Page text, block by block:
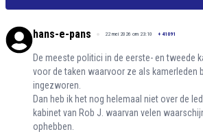
hans-e-pans 22 mei 2026 om 23:10 + 41091
De meeste politici in de eerste- en tweede
voor de taken waarvoor ze als kamerleden
ingezworen.
Dan heb ik het nog helemaal niet over de
kabinet van Rob J. waarvan velen
ophebben.